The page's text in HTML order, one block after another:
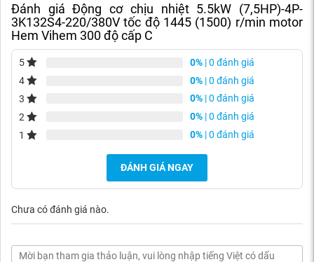
Đánh giá Động cơ chịu nhiệt 5.5kW (7,5HP)-4P-
3K132S4-220/380V tốc độ 1445 (1500) r/min motor
Hem Vihem 300 độ cấp C
5 0% | 0 đánh giá
4
0% | 0 đánh giá
3
0% | 0 đánh giá
2
0% | 0 đánh giá
1
0% | 0 đánh giá
ĐÁNH GIÁ NGAY
Chưa có đánh giá nào.